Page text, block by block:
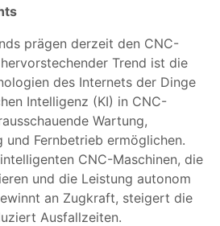
prägen derzeit den CNC-
Trend ist die
des Internets der Dinge
Intelligenz (KI) in CNC-
Wartung,
und Fernbetrieb ermöglichen.
CNC-Maschinen, die
und die Leistung autonom
an Zugkraft, steigert die
Ausfallzeiten.